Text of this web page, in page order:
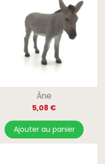
Âne
5,08 €
Ajouter au panier